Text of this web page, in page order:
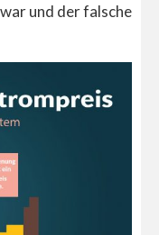
und der falsche